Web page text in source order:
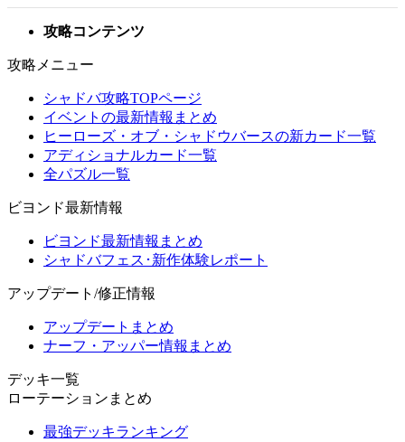
攻略コンテンツ
攻略メニュー
シャドバ攻略TOPページ
イベントの最新情報まとめ
ヒーローズ・オブ・シャドウバースの新カード一覧
アディショナルカード一覧
全パズル一覧
ビヨンド最新情報
ビヨンド最新情報まとめ
シャドバフェス･新作体験レポート
アップデート/修正情報
アップデートまとめ
ナーフ・アッパー情報まとめ
デッキ一覧
ローテーションまとめ
最強デッキランキング